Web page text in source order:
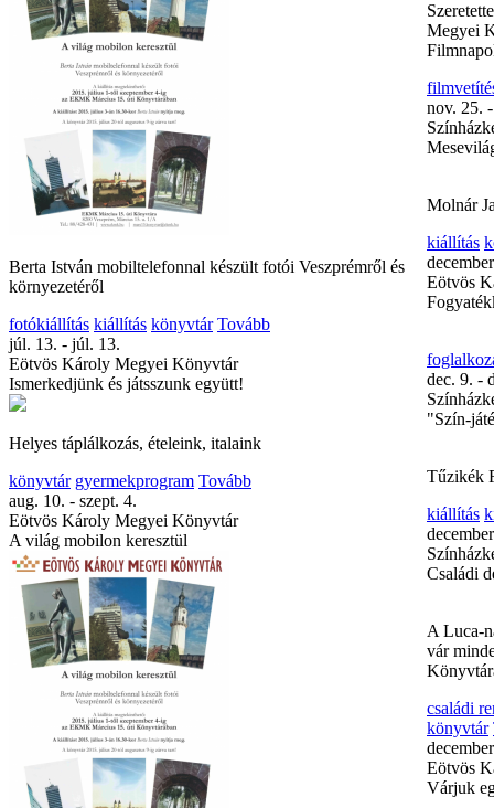
Berta István mobiltelefonnal készült fotói Veszprémről és
környezetéről
fotókiállítás kiállítás könyvtár Tovább
júl. 13. - júl. 13.
Eötvös Károly Megyei Könyvtár
Ismerkedjünk és játsszunk együtt!
Helyes táplálkozás, ételeink, italaink
könyvtár gyermekprogram Tovább
aug. 10. - szept. 4.
Eötvös Károly Megyei Könyvtár
A világ mobilon keresztül
Megyei
nov. 25.
Molnár
kiállítás
Eötvös
dec. 9. -
"Szín-
Tűzikék
kiállítás
Családi
A Luca-
vár
családi
könyvtár
Eötvös
Várjuk